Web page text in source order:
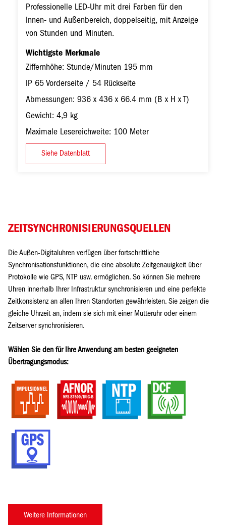
Professionelle LED-Uhr mit drei Farben für den
Innen- und Außenbereich, doppelseitig, mit Anzeige
von Stunden und Minuten.
Wichtigste Merkmale
Ziffernhöhe: Stunde/Minuten 195 mm
IP 65 Vorderseite / 54 Rückseite
Abmessungen: 936 x 436 x 66.4 mm (B x H x T)
Gewicht: 4,9 kg
Maximale Lesereichweite: 100 Meter
Siehe Datenblatt
ZEITSYNCHRONISIERUNGSQUELLEN
Die Außen-Digitaluhren verfügen über fortschrittliche
Synchronisationsfunktionen, die eine absolute Zeitgenauigkeit über
Protokolle wie GPS, NTP usw. ermöglichen. So können Sie mehrere
Uhren innerhalb Ihrer Infrastruktur synchronisieren und eine perfekte
Zeitkonsistenz an allen Ihren Standorten gewährleisten. Sie zeigen die
gleiche Uhrzeit an, indem sie sich mit einer Mutteruhr oder einem
Zeitserver synchronisieren.
Wählen Sie den für Ihre Anwendung am besten geeigneten
Übertragungsmodus:
Weitere Informationen